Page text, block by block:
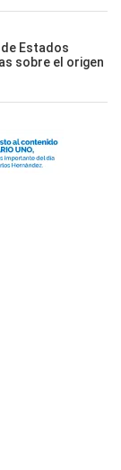
Estados
sobre el origen